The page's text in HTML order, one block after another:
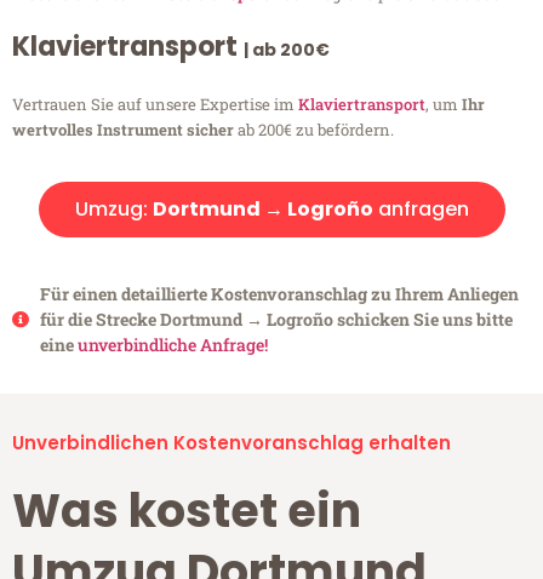
Klaviertransport | ab 200€
Vertrauen Sie auf unsere Expertise im Klaviertransport, um Ihr
wertvolles Instrument sicherab 200€ zu befördern.
Umzug: Dortmund → Logroño anfragen
Für einen detaillierte Kostenvoranschlag zu Ihrem Anliegen
für die Strecke Dortmund → Logroño schicken Sie uns bitte
eineunverbindliche Anfrage!
Unverbindlichen Kostenvoranschlag erhalten
Was kostet ein